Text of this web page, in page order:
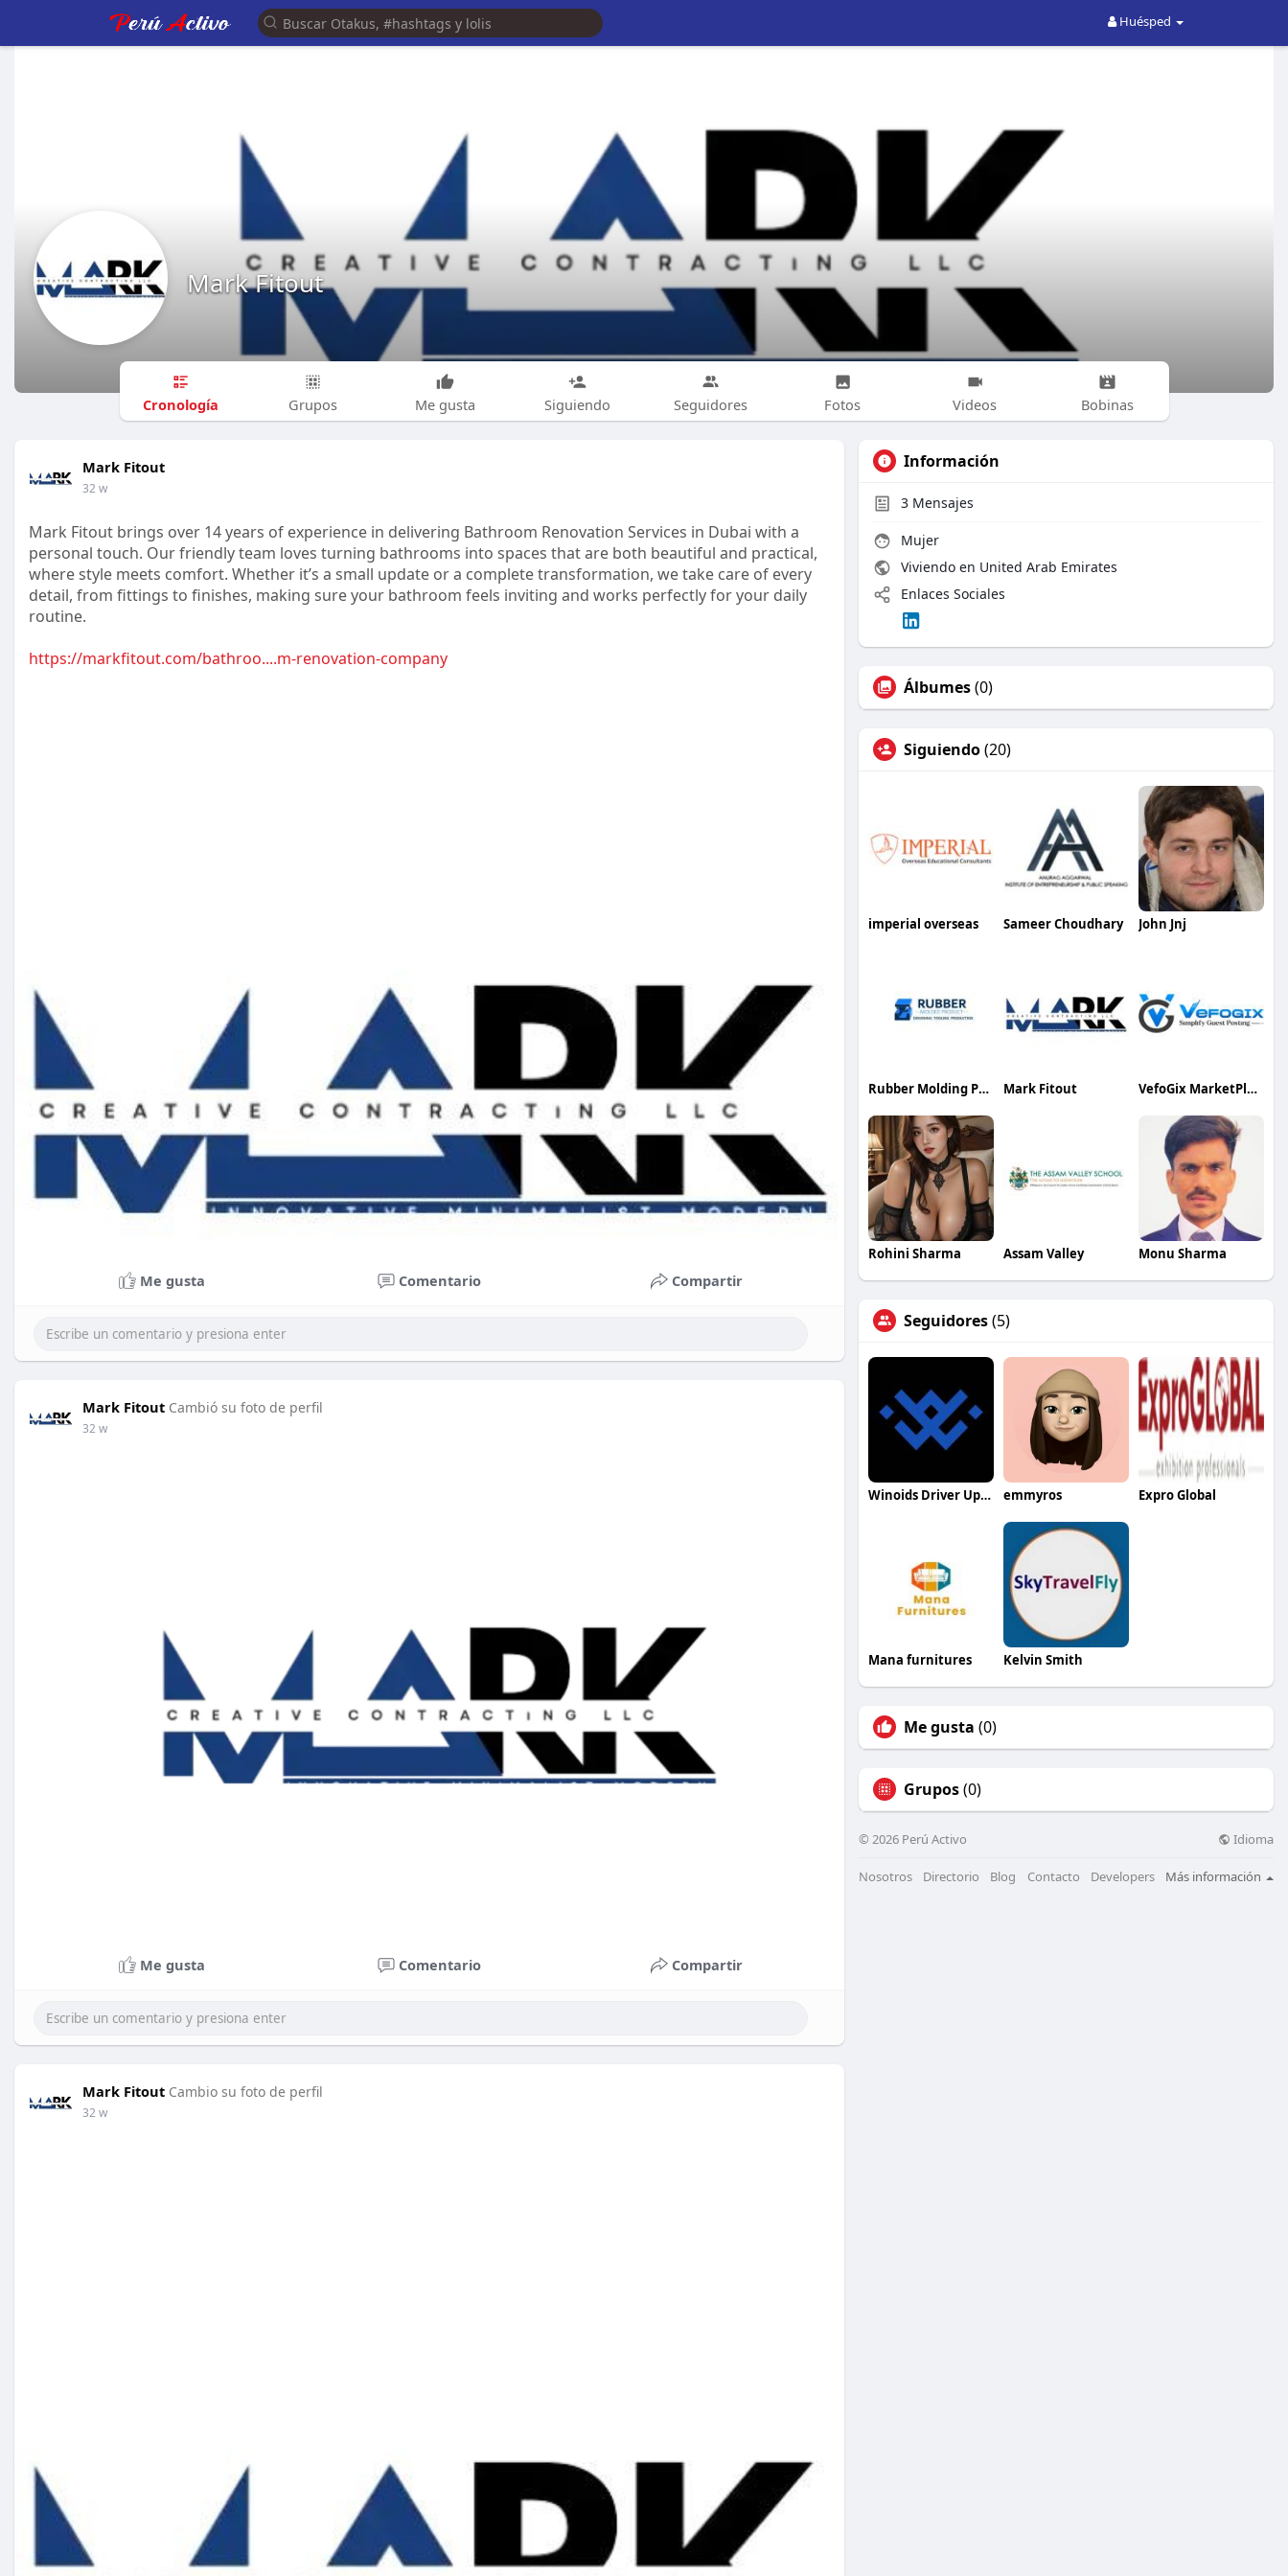
Huésped
Mark Fitout
Cronología Grupos Me gusta Siguiendo Seguidores Fotos Videos Bobinas
Mark Fitout
32 w
Mark Fitout brings over 14 years of experience in delivering Bathroom Renovation Services in Dubai with a
personal touch. Our friendly team loves turning bathrooms into spaces that are both beautiful and practical,
where style meets comfort. Whether it’s a small update or a complete transformation, we take care of every
detail, from fittings to finishes, making sure your bathroom feels inviting and works perfectly for your daily
routine.
https://markfitout.com/bathroo....m-renovation-company
Me gusta Comentario Compartir
Mark Fitout Cambió su foto de perfil
32 w
Me gusta Comentario Compartir
Mark Fitout Cambio su foto de perfil
32 w
Información
3 Mensajes
Mujer
Viviendo en United Arab Emirates
Enlaces Sociales
Álbumes(0)
Siguiendo(20)
imperial overseas Sameer Choudhary John Jnj
Rubber Molding Products Mark Fitout VefoGix MarketPlace
Rohini Sharma Assam Valley Monu Sharma
Seguidores(5)
Winoids Driver Updater emmyros Expro Global
Mana furnitures Kelvin Smith
Me gusta (0)
Grupos(0)
© 2026 Perú Activo Idioma
Nosotros Directorio Blog Contacto Developers Más información